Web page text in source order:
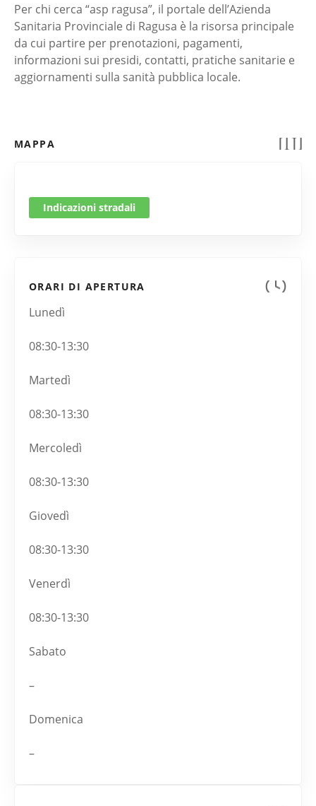
Per chi cerca “asp ragusa”, il portale dell’Azienda
Sanitaria Provinciale di Ragusa è la risorsa principale
da cui partire per prenotazioni, pagamenti,
informazioni sui presidi, contatti, pratiche sanitarie e
aggiornamenti sulla sanità pubblica locale.
MAPPA
Indicazioni stradali
ORARI DI APERTURA
Lunedì
08:30-13:30
Martedì
08:30-13:30
Mercoledì
08:30-13:30
Giovedì
08:30-13:30
Venerdì
08:30-13:30
Sabato
–
Domenica
–